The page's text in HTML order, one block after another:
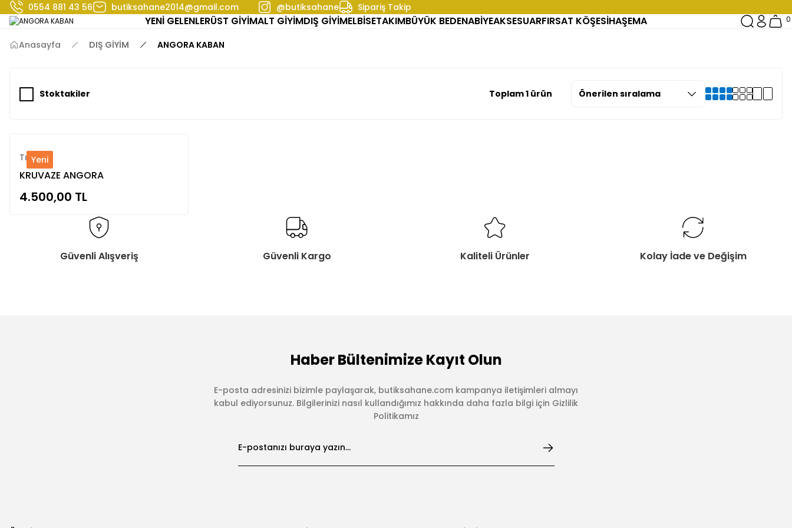
0554 881 43 56 butiksahane2014@gmail.com @butiksahane Sipariş Takip
YENİ GELENLERÜST GİYİMALT GİYİMDIŞ GİYİMELBİSETAKIMBÜYÜK BEDENABİYEAKSESUARFIRSAT KÖŞESİHAŞEMA 0
Anasayfa DIŞ GİYİM ANGORA KABAN
Stoktakiler Toplam 1 ürün
Yeni
Tığtriko
KRUVAZE ANGORA
KABAN/TIĞTRİKO
4.500,00 TL
Güvenli Alışveriş Güvenli Kargo Kaliteli Ürünler Kolay İade ve Değişim
Haber Bültenimize Kayıt Olun
E-posta adresinizi bizimle paylaşarak, butiksahane.com kampanya iletişimleri almayı
kabul ediyorsunuz. Bilgilerinizi nasıl kullandığımız hakkında daha fazla bilgi için Gizlilik
Politikamız